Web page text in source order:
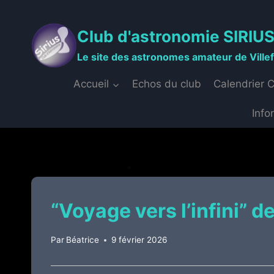
contenu
Club d'astronomie SIRIUS
Le site des astronomes amateur de
Accueil Echos du club Calendrier
“Voyage vers l’infini”
Par Béatrice 9 février 2026